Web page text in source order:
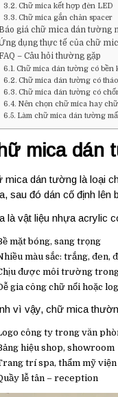
Chữ mica kết hợp đèn LED
Chữ mica gắn chân spacer
Báo giá chữ mica dán tường
Ứng dụng thực tế của chữ
– Câu hỏi thường gặp
Chữ mica dán tường có bền
Chữ mica dán tường có
Chữ mica dán tường có
Nên chọn chữ mica hay
Làm chữ mica dán tường
mica dán
micadántường làloại
sauđódáncốđịnhlên
làvậtliệunhựaacrylic
mặtbóng,sangtrọng
màusắc:trắng,đen,
đượcmôitrường
giacôngchữnổihoặc
vìvậy,chữmica
côngtytrongvăn
hiệushop,showroom
tríspa,thẩmmỹviện
lễtân –reception